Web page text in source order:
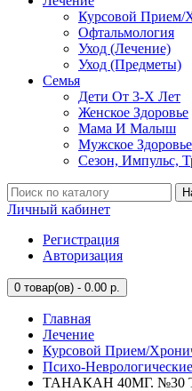
Курсовой Прием/
Офтальмология
Уход (Лечение)
Уход (Предметы)
Семья
Дети От 3-Х Лет
Женское Здоровье
Мама И Малыш
Мужское Здоровье
Сезон, Импульс,
Личный кабинет
Регистрация
Авторизация
0 товар(ов) - 0.00 р.
Главная
Лечение
Курсовой Прием/
Психо-
ТАНАКАН 40МГ. №30